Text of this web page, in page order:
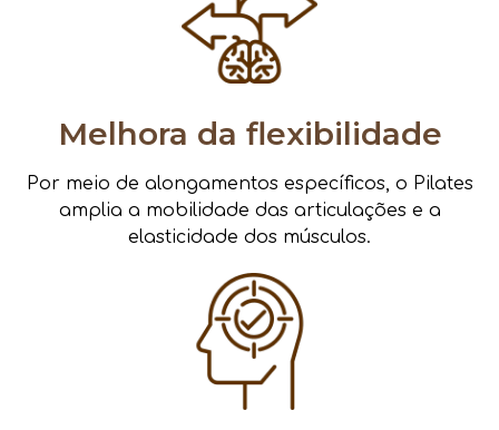
Melhora da flexibilidade
Por meio de alongamentos específicos, o Pilates
amplia a mobilidade das articulações e a
elasticidade dos músculos.